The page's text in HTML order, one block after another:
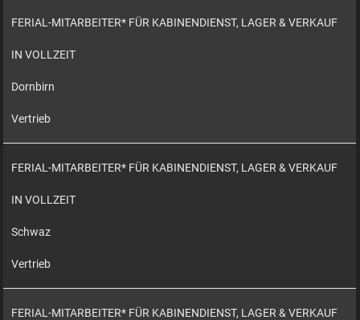
FERIAL-MITARBEITER* FÜR KABINENDIENST, LAGER & VERKAUF
IN VOLLZEIT
Dornbirn
Vertrieb
FERIAL-MITARBEITER* FÜR KABINENDIENST, LAGER & VERKAUF
IN VOLLZEIT
Schwaz
Vertrieb
FERIAL-MITARBEITER* FÜR KABINENDIENST, LAGER & VERKAUF